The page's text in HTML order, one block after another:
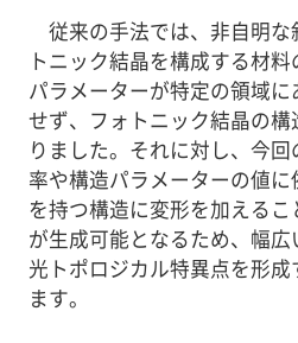
従来の手法では、非自明
トニック結晶を構成する材
パラメーターが特定の領域
せず、フォトニック結晶の
りました。それに対し、今
率や構造パラメーターの値
を持つ構造に変形を加える
が生成可能となるため、幅
光トポロジカル特異点を形
ます。